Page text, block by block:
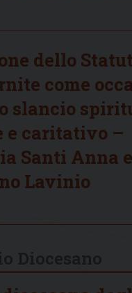
dello
come
slancio
e caritativo –
Santi Anna e
Lavinio